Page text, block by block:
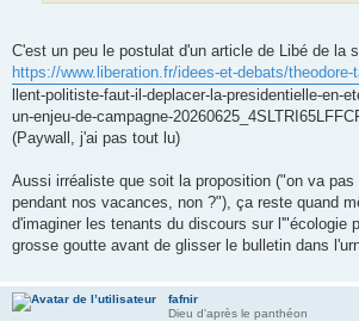
C'est un peu le postulat d'un article de Libé de la
https://www.liberation.fr/idees-et-debats/theodore-
llent-politiste-faut-il-deplacer-la-presidentielle-en-
un-enjeu-de-campagne-
(Paywall, j'ai pas tout lu)
Aussi irréaliste que soit la proposition ("on va pas
pendant nos vacances, non ?"), ça reste quand
d'imaginer les tenants du discours sur l'"écologie
grosse goutte avant de glisser le bulletin dans
fafnir
Dieu d'après le panthéon